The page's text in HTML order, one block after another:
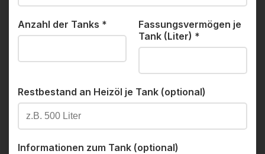
Anzahl der Tanks *
Fassungsvermögen je
Tank (Liter) *
Restbestand an Heizöl je Tank (optional)
Informationen zum Tank (optional)